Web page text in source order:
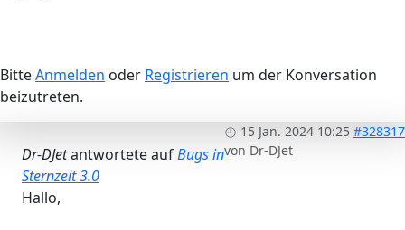
BitteAnmelden oder Registrieren um der Konversation
beizutreten.
15 Jan. 2024 10:25 #328317
von Dr-DJet
Dr-DJetantwortete aufBugs in
Sternzeit 3.0
Hallo,